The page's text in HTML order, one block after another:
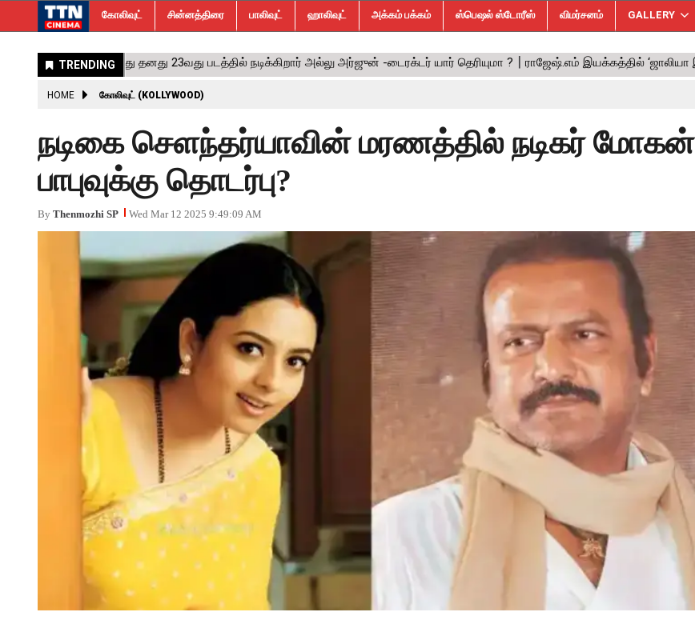
கோலிவுட் சின்னத்திரை பாலிவுட் ஹாலிவுட் அக்கம் பக்கம் ஸ்பெஷல் ஸ்டோரீஸ் விமர்சனம் GALLERY
HOME கோலிவுட் (KOLLYWOOD)
நடிகை செளந்தர்யாவின் மரணத்தில் நடிகர் மோகன்
பாபுவுக்கு தொடர்பு?
By Thenmozhi SP Wed Mar 12 2025 9:49:09 AM